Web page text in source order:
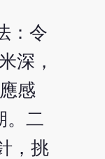
：令
深，
感
。二
，挑